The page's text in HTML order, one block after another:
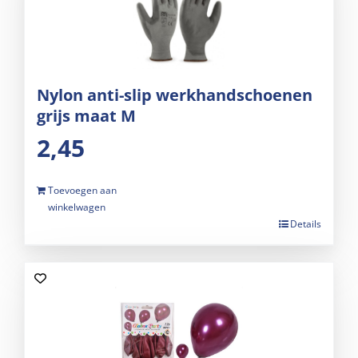
Nylon anti-slip werkhandschoenen
grijs maat M
2,45
Toevoegen aan
winkelwagen
Details